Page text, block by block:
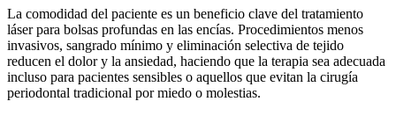
La comodidad del paciente es un beneficio clave del tratamiento
láser para bolsas profundas en las encías. Procedimientos menos
invasivos, sangrado mínimo y eliminación selectiva de tejido
reducen el dolor y la ansiedad, haciendo que la terapia sea adecuada
incluso para pacientes sensibles o aquellos que evitan la cirugía
periodontal tradicional por miedo o molestias.